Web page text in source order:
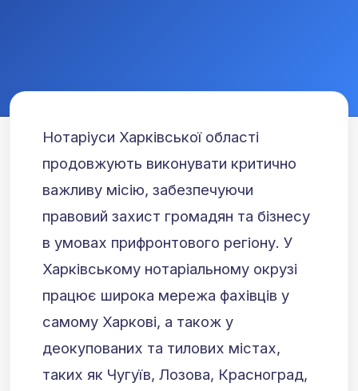
Нотаріуси Харківської області
продовжують виконувати критично
важливу місію, забезпечуючи
правовий захист громадян та бізнесу
в умовах прифронтового регіону. У
Харківському нотаріальному окрузі
працює широка мережа фахівців у
самому Харкові, а також у
деокупованих та тилових містах,
таких як Чугуїв, Лозова, Красноград,